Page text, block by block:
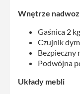
Wnętrze
Gaśnica 2
Czujnik
Bezpieczny
Podwójna
Układy mebli